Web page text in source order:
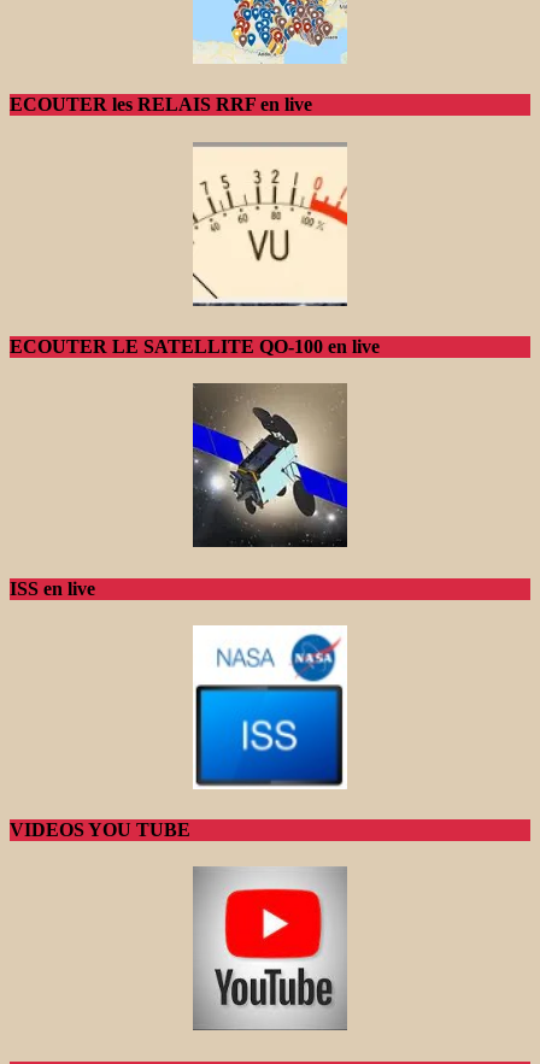
ECOUTER les RELAIS RRF en live
ECOUTER LE SATELLITE QO-100 en live
ISS en live
VIDEOS YOU TUBE